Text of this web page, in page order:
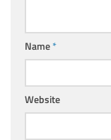
Name*
Website